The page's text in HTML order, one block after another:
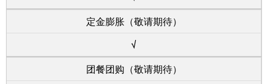
定金膨胀（敬请期待）
√
团餐团购（敬请期待）